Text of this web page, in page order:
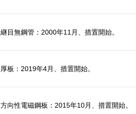
継目無鋼管：2000年11月、措置開始。
厚板：2019年4月、措置開始。
方向性電磁鋼板：2015年10月、措置開始。